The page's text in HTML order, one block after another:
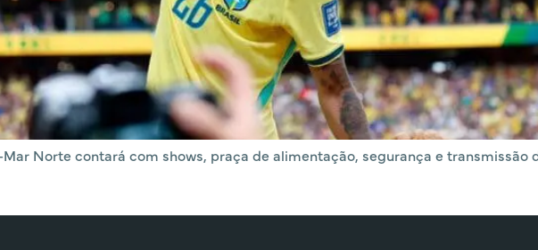
Norte contará com shows, praça de alimentação, segurança e transmissão